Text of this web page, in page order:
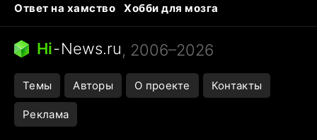
Ответ на хамство
Хобби для мозга
Бензин 100 vs 95
Тунцы в океанариуме
Следующая пандемия
Hi-News.ru, 2006–2026
Темы Авторы О проекте Контакты
Реклама